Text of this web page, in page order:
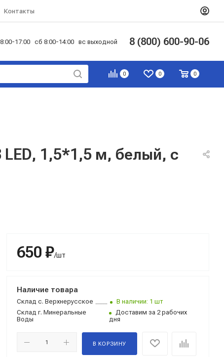
Контакты
17:00 сб 8:00-14:00 вс выходной 8 (800) 600-90-06
0 0 0
LED, 1,5*1,5 м, белый, с
650 ₽/шт
Наличие товара
Склад с. Верхнерусское
В наличии: 1 шт
Склад г. Минеральные
Воды
Доставим за 2 рабочих
дня
В КОРЗИНУ